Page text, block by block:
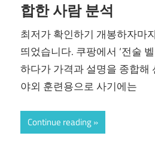
합한 사람 분석
최저가 확인하기 개봉하자마
띄었습니다. 쿠팡에서 ‘전술
하다가 가격과 설명을 종합해
야외 훈련용으로 사기에는
Continue reading